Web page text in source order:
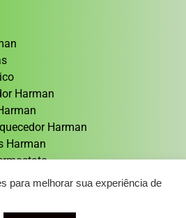
Harman
Harman
Harman
de aquecimento solar
para melhorar sua experiência de